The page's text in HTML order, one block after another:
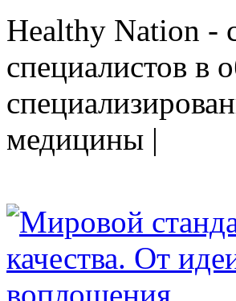
Healthy Nation -
специалистов в
медицины |